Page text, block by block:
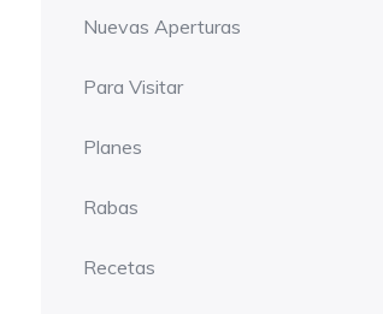
Nuevas Aperturas
Para Visitar
Planes
Rabas
Recetas